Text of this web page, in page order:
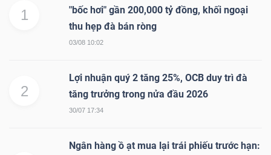
1
"bốc hơi" gần 200,000 tỷ đồng, khối ngoại
thu hẹp đà bán ròng
03/08 10:02
2
Lợi nhuận quý 2 tăng 25%, OCB duy trì đà
tăng trưởng trong nửa đầu 2026
30/07 17:34
Ngân hàng ồ ạt mua lại trái phiếu trước hạn:
chính